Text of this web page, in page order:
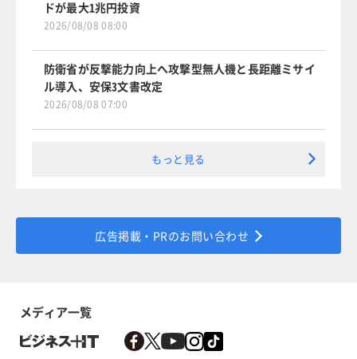
ドが最大1兆円投資
2026/08/08 08:00
防衛省が反撃能力向上へ攻撃型無人機と長距離ミサイ
ル導入、安保3文書改定
2026/08/08 07:00
もっと見る
広告掲載・PRのお問い合わせ
メディア一覧